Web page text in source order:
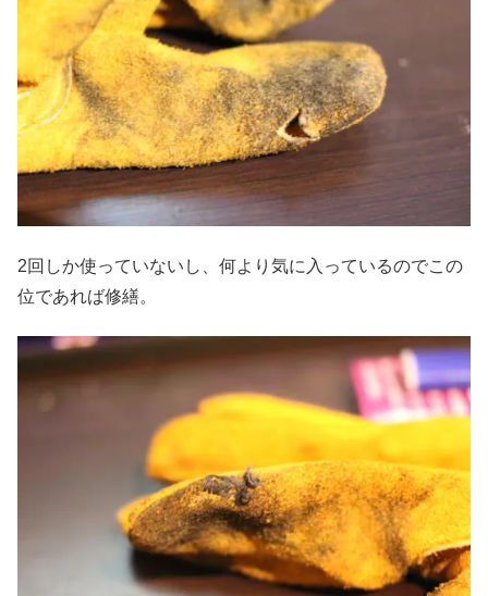
2回しか使っていないし、何より気に入っているのでこの
位であれば修繕。